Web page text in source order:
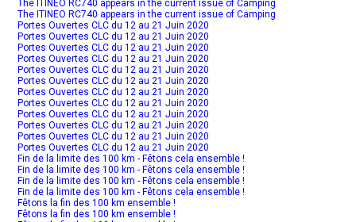
The ITINEO RC740 appears in the current issue of Camping
The ITINEO RC740 appears in the current issue of Camping
Portes Ouvertes CLC du 12 au 21 Juin 2020
Portes Ouvertes CLC du 12 au 21 Juin 2020
Portes Ouvertes CLC du 12 au 21 Juin 2020
Portes Ouvertes CLC du 12 au 21 Juin 2020
Portes Ouvertes CLC du 12 au 21 Juin 2020
Portes Ouvertes CLC du 12 au 21 Juin 2020
Portes Ouvertes CLC du 12 au 21 Juin 2020
Portes Ouvertes CLC du 12 au 21 Juin 2020
Portes Ouvertes CLC du 12 au 21 Juin 2020
Portes Ouvertes CLC du 12 au 21 Juin 2020
Portes Ouvertes CLC du 12 au 21 Juin 2020
Portes Ouvertes CLC du 12 au 21 Juin 2020
Fin de la limite des 100 km - Fêtons cela ensemble !
Fin de la limite des 100 km - Fêtons cela ensemble !
Fin de la limite des 100 km - Fêtons cela ensemble !
Fin de la limite des 100 km - Fêtons cela ensemble !
Fêtons la fin des 100 km ensemble !
Fêtons la fin des 100 km ensemble !